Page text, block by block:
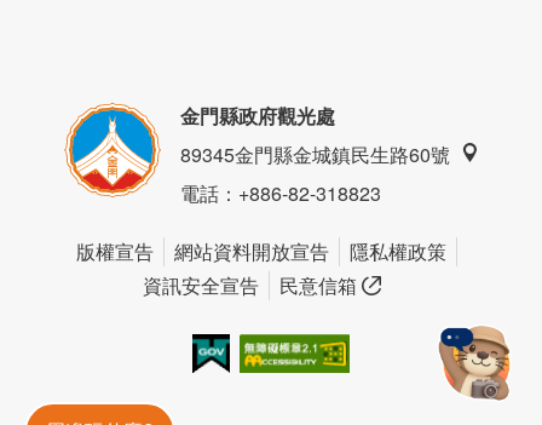
金門縣政府觀光處
89345金門縣金城鎮民生路60號
電話：+886-82-318823
版權宣告 網站資料開放宣告
隱私權政策
資訊安全宣告
民意信箱